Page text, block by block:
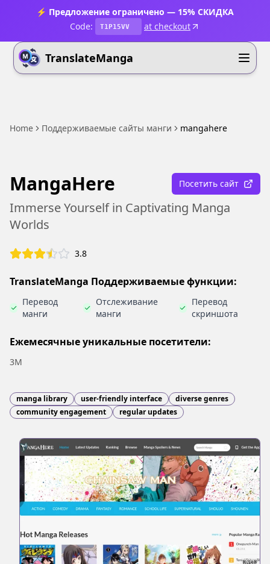
⚡ Предложение ограничено — 15% СКИДКА
Code:
T1P15VV at checkout
TranslateManga
Home Поддерживаемые сайты манги mangahere
MangaHere Посетить сайт
Immerse Yourself in Captivating Manga
Worlds
3.8
TranslateManga Поддерживаемые функции:
Перевод
манги
Отслеживание
манги
Перевод
скриншота
Ежемесячные уникальные посетители:
3M
manga library user-friendly interface
diverse genres
community engagement
regular updates